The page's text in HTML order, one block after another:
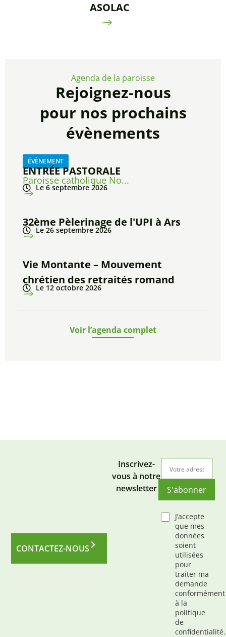
ASOLAC
Agenda de la paroisse
Rejoignez-nous
pour nos prochains
évènements
ÉVÈNEMENT
ENTRÉE PASTORALE
Paroisse catholique No...
Le 6 septembre 2026
32ème Pèlerinage de l'UPI à Ars
Le 26 septembre 2026
Vie Montante – Mouvement
chrétien des retraités romand
Le 12 octobre 2026
Voir l’agenda complet
CONTACTEZ-NOUS
Inscrivez-
vous à notre
newsletter
S'abonner
J’accepte
que mes
données
soient
utilisées
pour
traiter ma
demande
conformément
à la
politique
de
confidentialité.